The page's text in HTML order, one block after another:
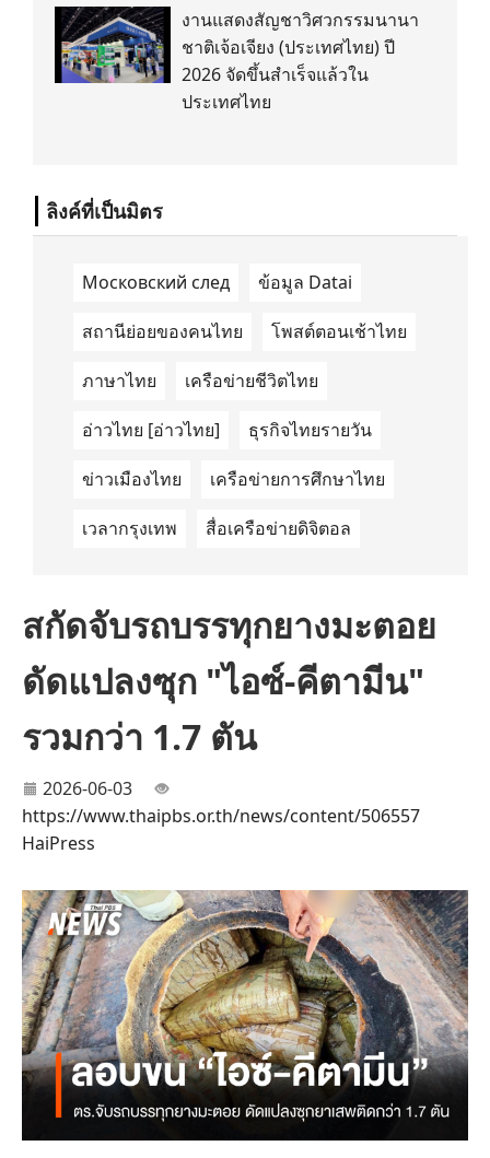
Programme/UNDP) และ TAILG บริษัทชั้น
นำด้านการเดินทางด้วยพลังงานไฟฟ้า ได้ลง
นามในบันทึกความเข้าใจ (Memorandum of
Understanding/MOU) อย่างเป็นทางการใน
ประเทศเคนยา เกี่ยวกับ Green Mobility
Centre of Excellence (GM-CoE)
งานแสดงสัญชาวิศวกรรมนานา
ชาติเจ้อเจียง (ประเทศไทย) ปี
2026 จัดขึ้นสำเร็จแล้วใน
ประเทศไทย
ลิงค์ที่เป็นมิตร
Московский след ข้อมูล Datai
สถานีย่อยของคนไทย โพสต์ตอนเช้าไทย
ภาษาไทย เครือข่ายชีวิตไทย
อ่าวไทย [อ่าวไทย] ธุรกิจไทยรายวัน
ข่าวเมืองไทย เครือข่ายการศึกษาไทย
เวลากรุงเทพ สื่อเครือข่ายดิจิตอล
สกัดจับรถบรรทุกยางมะตอย
ดัดแปลงซุก "ไอซ์-คีตามีน"
รวมกว่า 1.7 ตัน
2026-06-03
https://www.thaipbs.or.th/news/content/506557
HaiPress